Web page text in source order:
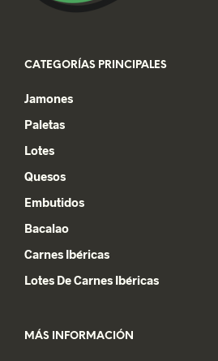
CATEGORÍAS PRINCIPALES
Jamones
Paletas
Lotes
Quesos
Embutidos
Bacalao
Carnes Ibéricas
Lotes De Carnes Ibéricas
MÁS INFORMACIÓN